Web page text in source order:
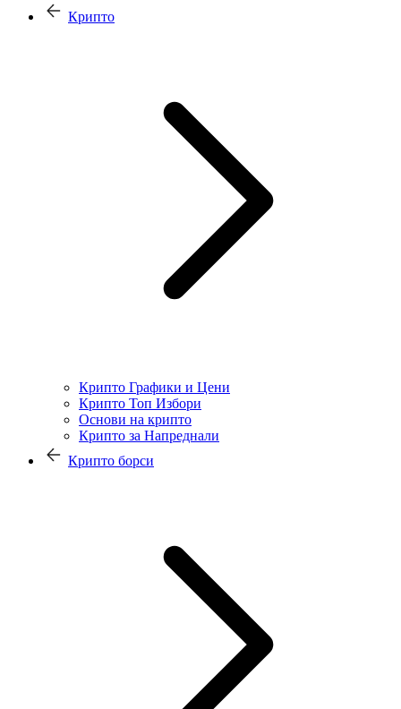
Крипто
Крипто Графики и Цени
Крипто Топ Избори
Основи на крипто
Крипто за Напреднали
Крипто борси